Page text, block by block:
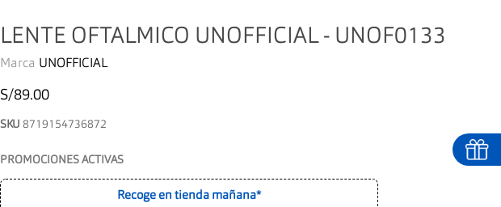
LENTE OFTALMICO UNOFFICIAL - UNOF0133
Marca UNOFFICIAL
S/89.00
SKU 8719154736872
PROMOCIONES ACTIVAS
Recoge en tienda mañana*